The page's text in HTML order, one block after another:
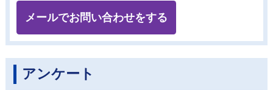
メールでお問い合わせをする
アンケート